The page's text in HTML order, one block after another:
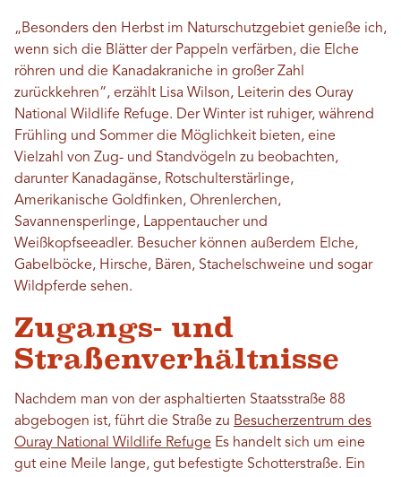
„Besonders den Herbst im Naturschutzgebiet genieße ich,
wenn sich die Blätter der Pappeln verfärben, die Elche
röhren und die Kanadakraniche in großer Zahl
zurückkehren“, erzählt Lisa Wilson, Leiterin des Ouray
National Wildlife Refuge. Der Winter ist ruhiger, während
Frühling und Sommer die Möglichkeit bieten, eine
Vielzahl von Zug- und Standvögeln zu beobachten,
darunter Kanadagänse, Rotschulterstärlinge,
Amerikanische Goldfinken, Ohrenlerchen,
Savannensperlinge, Lappentaucher und
Weißkopfseeadler. Besucher können außerdem Elche,
Gabelböcke, Hirsche, Bären, Stachelschweine und sogar
Wildpferde sehen.
Zugangs- und
Straßenverhältnisse
Nachdem man von der asphaltierten Staatsstraße 88
abgebogen ist, führt die Straße zu Besucherzentrum des
Ouray National Wildlife Refuge Es handelt sich um eine
gut eine Meile lange, gut befestigte Schotterstraße. Ein